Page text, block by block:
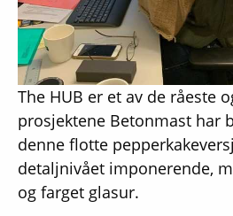
The HUB er et av de råeste
prosjektene Betonmast har
denne flotte
detaljnivået imponerende,
og farget glasur.